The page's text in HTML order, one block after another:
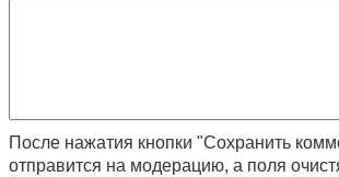
После нажатия кнопки "Сохранить
отправится на модерацию, а поля